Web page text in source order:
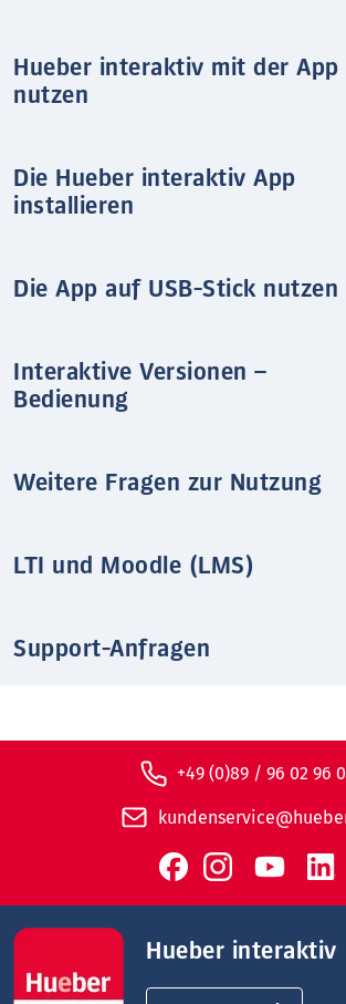
Hueber interaktiv mit der App
nutzen
Die Hueber interaktiv App
installieren
Die App auf USB-Stick nutzen
Interaktive Versionen –
Bedienung
Weitere Fragen zur Nutzung
LTI und Moodle (LMS)
Support-Anfragen
+49 (0)89 / 96 02 96
Hueber interaktiv